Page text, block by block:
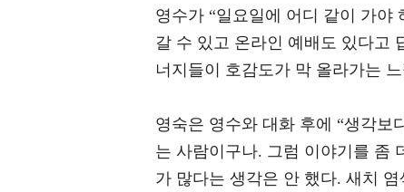
영수가 “일요일에 어디 같이 가야
갈 수 있고 온라인 예배도 있다고
너지들이 호감도가 막 올라가는
영숙은 영수와 대화 후에 “생각보
는 사람이구나. 그럼 이야기를 좀
가 많다는 생각은 안 했다. 새치